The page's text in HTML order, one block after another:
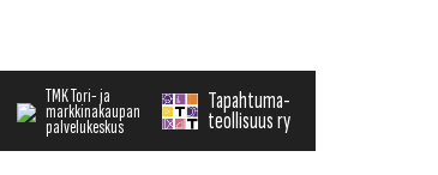
TMK Tori- ja
markkinakaupan
palvelukeskus
Tapahtuma-
teollisuus ry